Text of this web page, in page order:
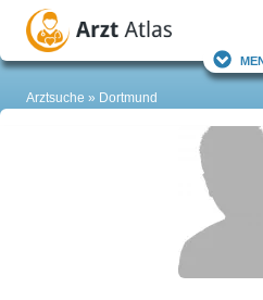
Arztsuche Dortmund